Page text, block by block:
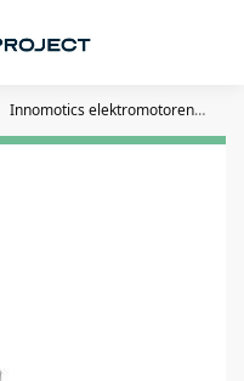
Innomotics elektromotoren